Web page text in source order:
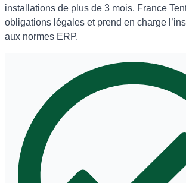
installations de plus de 3 mois. France
obligations légales et prend en charge
aux normes ERP.